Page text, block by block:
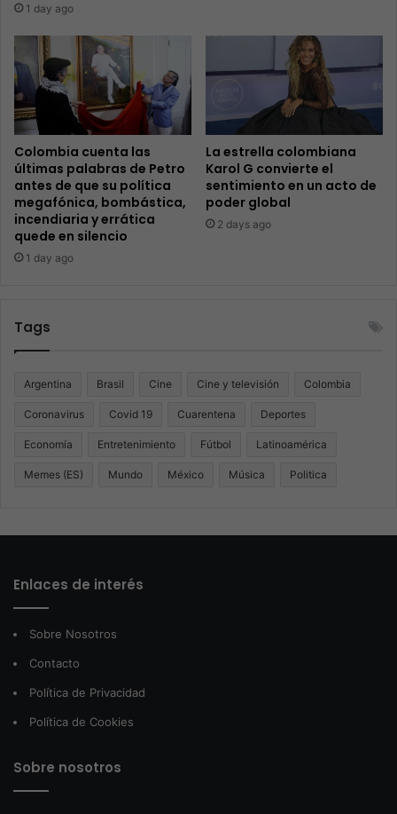
1 day ago
Colombia cuenta las
últimas palabras de Petro
antes de que su política
megafónica, bombástica,
incendiaria y errática
quede en silencio
1 day ago
La estrella colombiana
Karol G convierte el
sentimiento en un acto de
poder global
2 days ago
Tags
Argentina Brasil Cine Cine y televisión Colombia
Coronavirus Covid 19 Cuarentena Deportes
Economía Entretenimiento Fútbol Latinoamérica
Memes (ES) Mundo México Música Politica
Enlaces de interés
Sobre Nosotros
Contacto
Política de Privacidad
Política de Cookies
Sobre nosotros